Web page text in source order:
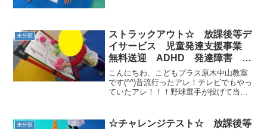
未分類
ストラックアウト☆ 放課後等デ
イサービス 児童発達支援事業
無料送迎 ADHD 発達障害 運
動療育 市川市 船橋市
こんにちわ、こどもプラス原木中山教室
です(^^)昔流行ったアレ！テレビでもやっ
ていたアレ！！！野球選手が投げて当て
ましたよね(^^)子どもたちは宣言はしない
未分類
☆チャレンジテスト☆ 放課後等